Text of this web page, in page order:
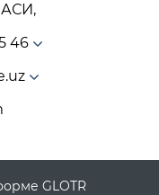
46
GLOTR